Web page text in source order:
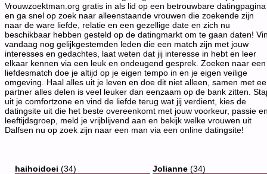
Vrouwzoektman.org gratis in als lid op een betrouwbare datingpagina
en ga snel op zoek naar alleenstaande vrouwen die zoekende zijn
naar de ware liefde, relatie en een gezellige date en zich nu
beschikbaar hebben gesteld op de datingmarkt om te gaan daten!
vandaag nog gelijkgestemden leden die een match zijn met jouw
interesses en gedachtes, laat weten dat jij interesse in hebt en leer
elkaar kennen via een leuk en ondeugend gesprek. Zoeken naar een
liefdesmatch doe je altijd op je eigen tempo in en je eigen veilige
omgeving. Haal alles uit je leven en doe dit niet alleen, samen met
partner alles delen is veel leuker dan eenzaam op de bank zitten.
uit je comfortzone en vind de liefde terug wat jij verdient, kies de
datingsite uit die het beste overeenkomt met jouw voorkeur, passie
leeftijdsgroep, meld je vrijblijvend aan en bekijk welke vrouwen uit
Dalfsen nu op zoek zijn naar een man via een online datingsite!
haihoidoei (34) Jolianne (34)